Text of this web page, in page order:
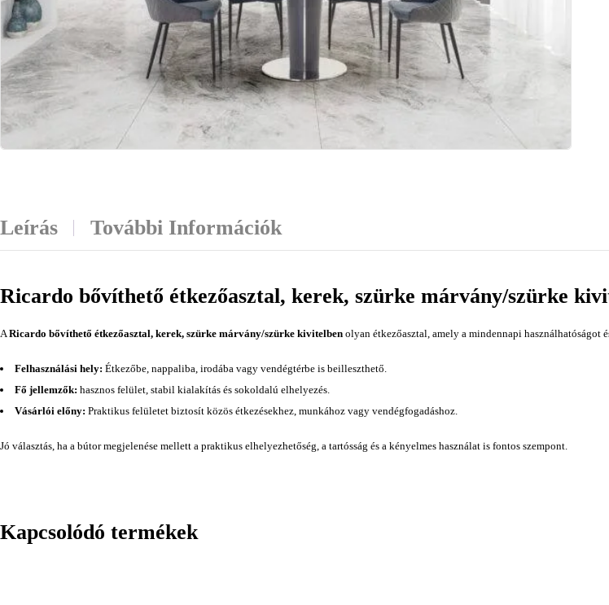
Leírás További Információk
Ricardo bővíthető étkezőasztal, kerek, szürke márvány/szürke
A Ricardo bővíthető étkezőasztal, kerek, szürke márvány/szürke kivitelben olyan étkezőasztal, amely a mindennapi használhatóságot
Felhasználási hely: Étkezőbe, nappaliba, irodába vagy vendégtérbe is beilleszthető.
Fő jellemzők: hasznos felület, stabil kialakítás és sokoldalú elhelyezés.
Vásárlói előny: Praktikus felületet biztosít közös étkezésekhez, munkához vagy vendégfogadáshoz.
Jó választás, ha a bútor megjelenése mellett a praktikus elhelyezhetőség, a tartósság és a kényelmes használat is fontos szempont.
Kapcsolódó termékek